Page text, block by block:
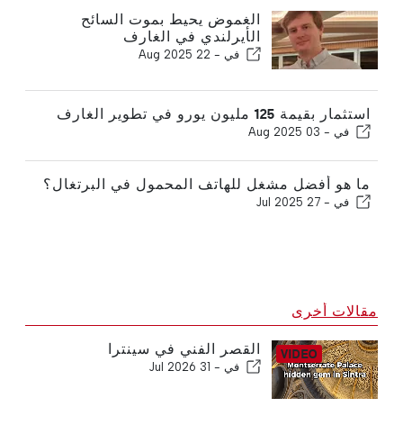
الغموض يحيط بموت السائح
الأيرلندي في الغارف
في - 22 Aug 2025
استثمار بقيمة 125 مليون يورو في تطوير الغارف
في - 03 Aug 2025
ما هو أفضل مشغل للهاتف المحمول في البرتغال؟
في - 27 Jul 2025
مقالات أخرى
القصر الفني في سينترا
في - 31 Jul 2026